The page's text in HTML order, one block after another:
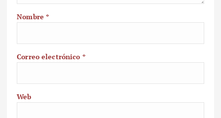
Nombre*
Correo electrónico *
Web